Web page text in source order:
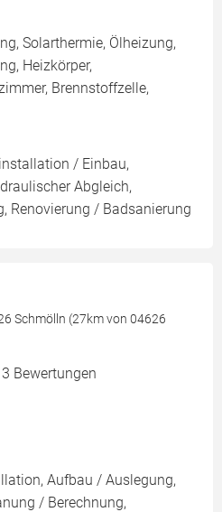
Solarthermie, Ölheizung,
Heizkörper,
Brennstoffzelle,
/ Einbau,
Abgleich,
Renovierung / Badsanierung
Schmölln (27km von 04626
Bewertungen
Aufbau / Auslegung,
/ Berechnung,